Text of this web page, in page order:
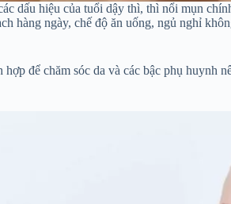
dấu hiệu của tuổi dậy thì, thì nổi mụn
hàng ngày, chế độ ăn uống, ngủ nghỉ
để chăm sóc da và các bậc phụ huynh